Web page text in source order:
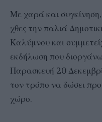
Με χαρά και
χθες την παλιά
Καλύμνου και
εκδήλωση που
Παρασκευή 20
τον τρόπο να δώσει
χώρο.